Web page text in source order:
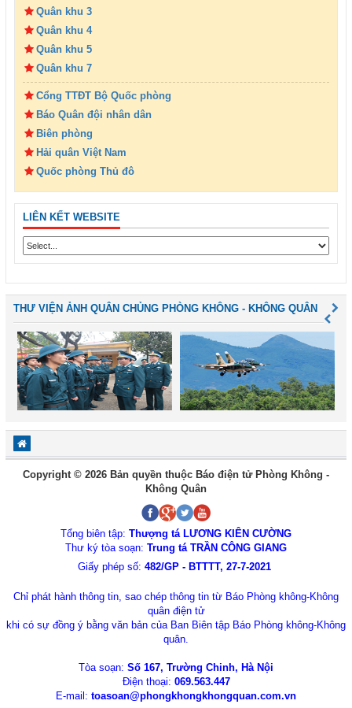
Quân khu 3
Quân khu 4
Quân khu 5
Quân khu 7
Cổng TTĐT Bộ Quốc phòng
Báo Quân đội nhân dân
Biên phòng
Hải quân Việt Nam
Quốc phòng Thủ đô
LIÊN KẾT WEBSITE
THƯ VIỆN ẢNH QUÂN CHỦNG PHÒNG KHÔNG - KHÔNG QUÂN
Copyright © 2026 Bản quyền thuộc Báo điện tử Phòng Không -
Không Quân
Tổng biên tập: Thượng tá LƯƠNG KIÊN CƯỜNG
Thư ký tòa soạn: Trung tá TRẦN CÔNG GIANG
Giấy phép số: 482/GP - BTTTT, 27-7-2021
Chỉ phát hành thông tin, sao chép thông tin từ Báo Phòng không-Không
quân điện tử
khi có sự đồng ý bằng văn bản của Ban Biên tập Báo Phòng không-Không
quân.
Tòa soạn: Số 167, Trường Chinh, Hà Nội
Điện thoại: 069.563.447
E-mail: toasoan@phongkhongkhongquan.com.vn